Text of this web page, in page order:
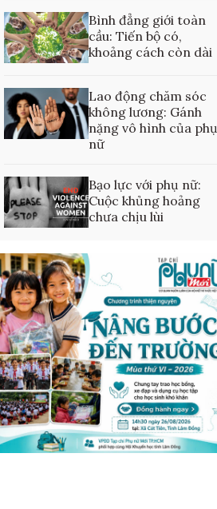
Bình đẳng giới toàn
cầu: Tiến bộ có,
khoảng cách còn dài
Lao động chăm sóc
không lương: Gánh
nặng vô hình của phụ
nữ
Bạo lực với phụ nữ:
Cuộc khủng hoảng
chưa chịu lùi